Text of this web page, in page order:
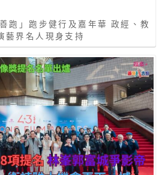
跑」跑步健行及嘉年華 政經、教
藝界名人現身支持